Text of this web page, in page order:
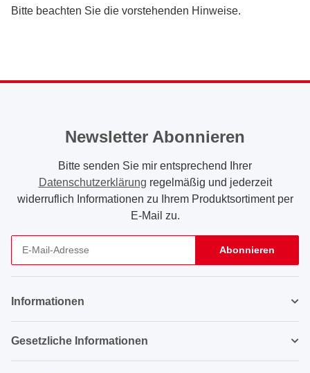
Bitte beachten Sie die vorstehenden Hinweise.
Newsletter Abonnieren
Bitte senden Sie mir entsprechend Ihrer
Datenschutzerklärung regelmäßig und jederzeit
widerruflich Informationen zu Ihrem Produktsortiment per
E-Mail zu.
Abonnieren
Informationen
Gesetzliche Informationen